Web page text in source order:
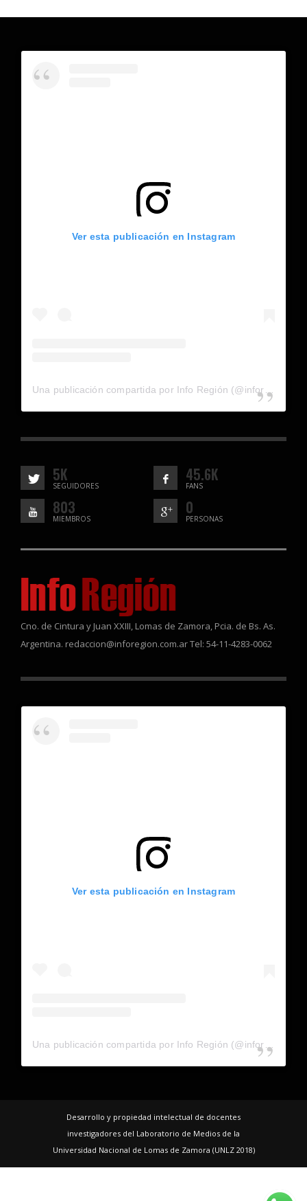
Ver esta publicación en Instagram
5K
SEGUIDORES
45.6K
FANS
803
MIEMBROS
0
PERSONAS
Cno. de Cintura y Juan XXIII, Lomas de Zamora, Pcia. de Bs. As.
Argentina. redaccion@inforegion.com.ar Tel: 54-11-4283-0062
Ver esta publicación en Instagram
Una publicación compartida por Info Región (@inforegion_redes)
Desarrollo y propiedad intelectual de docentes
investigadores del Laboratorio de Medios de la
Universidad Nacional de Lomas de Zamora (UNLZ 2018)